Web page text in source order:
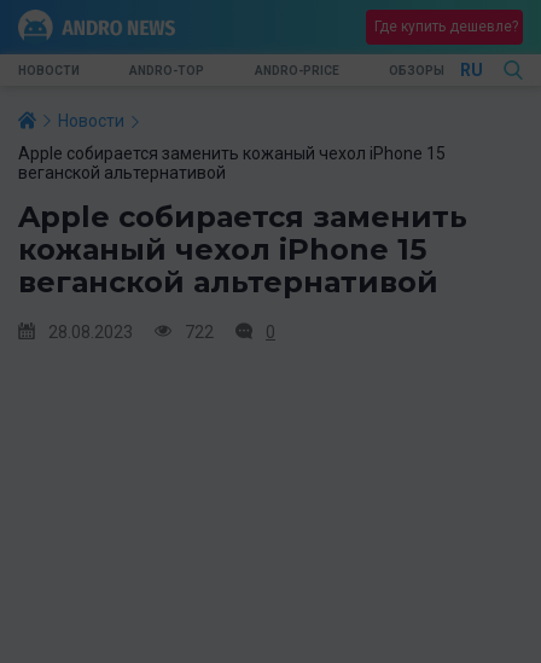
Где купить дешевле?
НОВОСТИ ANDRO-TOP ANDRO-PRICE ОБЗОРЫ RU
Новости
Apple собирается заменить кожаный чехол iPhone 15
веганской альтернативой
Apple собирается заменить
кожаный чехол iPhone 15
веганской альтернативой
28.08.2023 722 0